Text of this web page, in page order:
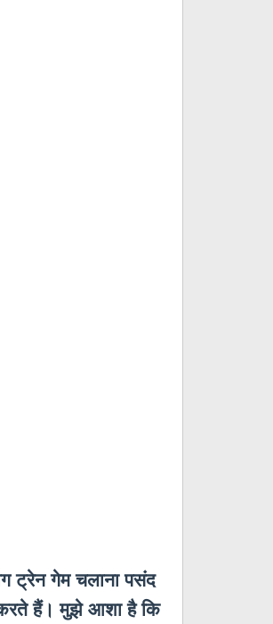
ट्रेन गेम चलाना पसंद
हैं। मुझे आशा है कि